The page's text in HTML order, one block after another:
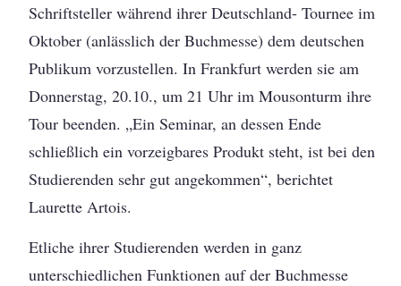
Schriftsteller während ihrer Deutschland- Tournee im
Oktober (anlässlich der Buchmesse) dem deutschen
Publikum vorzustellen. In Frankfurt werden sie am
Donnerstag, 20.10., um 21 Uhr im Mousonturm ihre
Tour beenden. „Ein Seminar, an dessen Ende
schließlich ein vorzeigbares Produkt steht, ist bei den
Studierenden sehr gut angekommen“, berichtet
Laurette Artois.
Etliche ihrer Studierenden werden in ganz
unterschiedlichen Funktionen auf der Buchmesse